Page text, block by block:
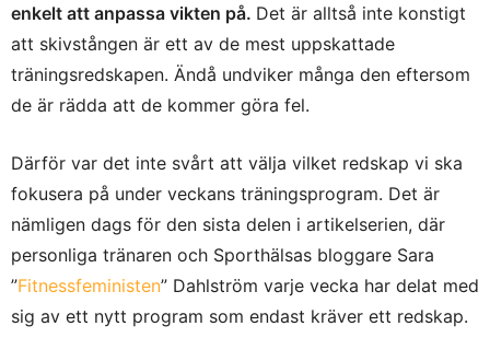
enkelt att anpassa vikten på. Det är alltså inte konstigt
att skivstången är ett av de mest uppskattade
träningsredskapen. Ändå undviker många den eftersom
de är rädda att de kommer göra fel.
Därför var det inte svårt att välja vilket redskap vi ska
fokusera på under veckans träningsprogram. Det är
nämligen dags för den sista delen i artikelserien, där
personliga tränaren och Sporthälsas bloggare Sara
”Fitnessfeministen” Dahlström varje vecka har delat med
sig av ett nytt program som endast kräver ett redskap.